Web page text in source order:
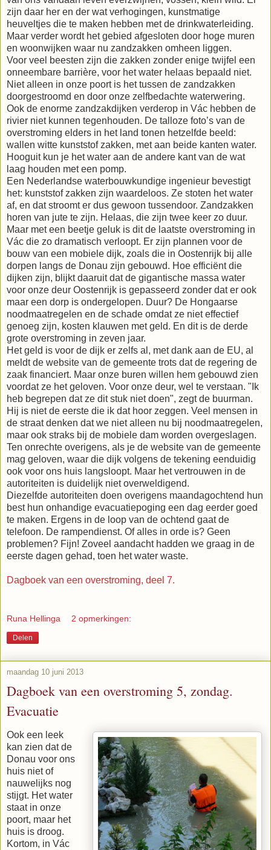
zijn daar her en der wat verhogingen, kunstmatige
heuveltjes die te maken hebben met de drinkwaterleiding.
Maar verder wordt het gebied afgesloten door hoge muren
en woonwijken waar nu zandzakken omheen liggen.
Voor veel beesten zijn die zakken zonder enige twijfel een
onneembare barrière, voor het water helaas bepaald niet.
Niet alleen in onze poort is het tussen de zandzakken
doorgestroomd en door onze zelfbedachte waterwering.
Ook de enorme zandzakdijken verderop in Vác hebben de
rivier niet kunnen tegenhouden. De talloze foto’s van de
overstroming elders in het land tonen hetzelfde beeld:
wallen witte kunststof zakken, met aan beide kanten water.
Hooguit kun je het water aan de andere kant van de wat
laag houden met een pomp.
Een Nederlandse waterbouwkundige ingenieur bevestigt
het: kunststof zakken zijn waardeloos. Ze stoten het water
af, en dat stroomt er dus gewoon tussendoor. Zandzakken
horen van jute te zijn. Helaas, die zijn twee keer zo duur.
Maar met een beetje geluk is dit de laatste overstroming in
Vác die zo dramatisch verloopt. Er zijn plannen voor de
bouw van een mobiele dijk, zoals die in Oostenrijk bij alle
dorpen langs de Donau zijn gebouwd. Hoe efficiënt die
dijken zijn, blijkt daaruit dat de gigantische massa water
voor onze deur Oostenrijk is gepasseerd zonder dat er ook
maar een dorp is ondergelopen. Duur? De Hongaarse
noodmaatregelen en de schade omdat ze niet effectief
genoeg zijn, kosten klauwen met geld. En dit is de derde
grote overstroming in zeven jaar.
Het geld is voor de dijk er zelfs al, met dank aan de EU, al
meldt de website van de gemeente trots dat de regering de
zaak financiert. Maar onze buren willen hem gebouwd zien
voordat ze het geloven. Voor onze deur, wel te verstaan. "Ik
heb begrepen dat ze dit stuk niet doen", zegt de buurman.
Hij is niet de eerste die ik dat hoor zeggen. Veel mensen in
de straat denken dat we niet alleen nu bij noodmaatregelen,
maar ook straks bij de mobiele dam worden overgeslagen.
Ten onrechte overigens, als je de website van de gemeente
mag geloven, waar die dijk volgens de tekening eenduidig
ook voor ons huis langsloopt. Maar het vertrouwen in de
autoriteiten is duidelijk niet overweldigend.
Diezelfde autoriteiten doen overigens maandagochtend hun
best hun onhandige evacuatiepoging een dag eerder goed
te maken. Ergens in de loop van de ochtend gaat de
telefoon. De rampendienst. Of alles in orde is? Geen
problemen? Fijn! Zoveel aandacht hadden we graag in de
eerste dagen gehad, toen het water waste.
Dagboek van een overstroming, deel 7.
Runa Hellinga 2 opmerkingen:
Delen
maandag 10 juni 2013
Dagboek van een overstroming 5, zondag.
Evacuatie
Ook een leek
kan zien dat de
Donau voor ons
huis niet of
nauwelijks nog
stijgt. Het water
staat in onze
poort, maar het
huis is droog.
Kortom, in Vác